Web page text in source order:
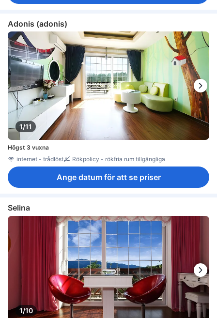
Adonis (adonis)
1/11
Högst 3 vuxna
internet - trådlöst
Rökpolicy - rökfria rum tillgängliga
Ange datum för att se priser
Selina
1/10